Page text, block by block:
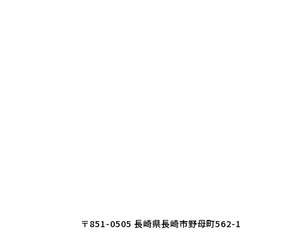
〒851-0505 長崎県長崎市野母町562-1